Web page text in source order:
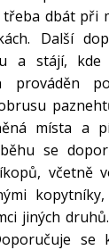
dbát při
Další
a stájí,
prováděn
místa a
se
včetně
jiných
se